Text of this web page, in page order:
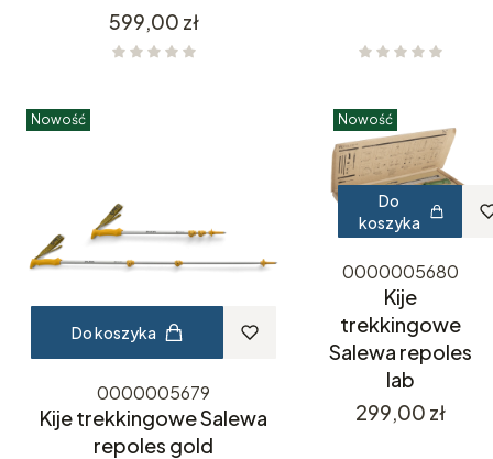
Cena
599,00 zł
Nowość
Do koszyka
0000005679
Kije trekkingowe Salewa
repoles gold
Nowość
Do
koszyka
0000005680
Kije
trekkingowe
Salewa repoles
lab
Cena
299,00 zł